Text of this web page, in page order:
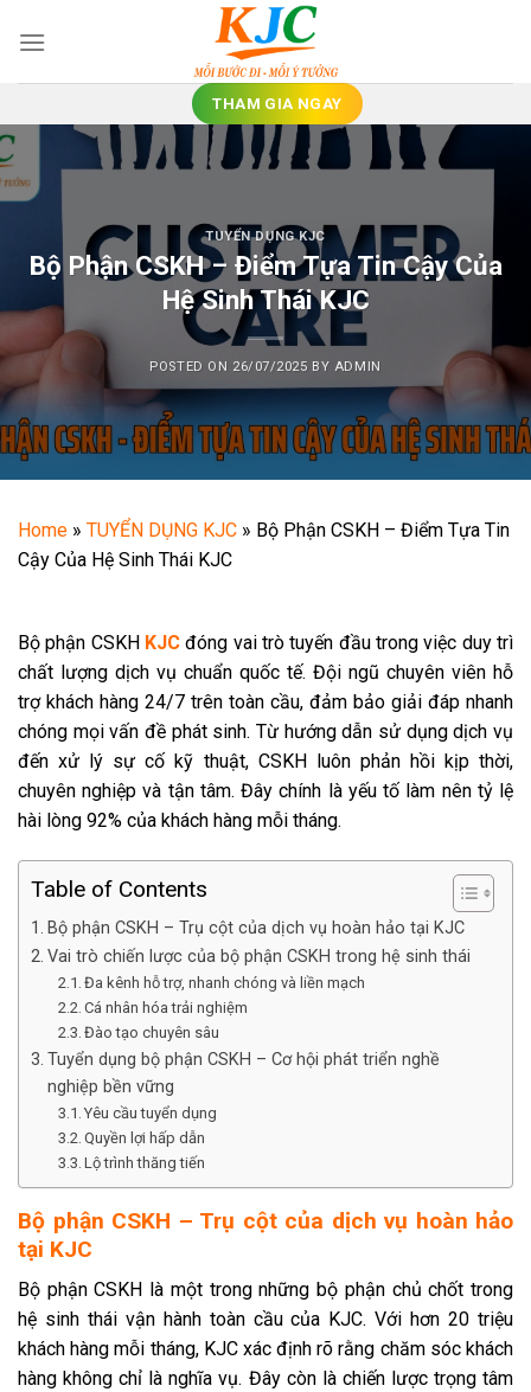
THAM GIA NGAY
TUYỂN DỤNG KJC
Bộ Phận CSKH – Điểm Tựa Tin Cậy Của
Hệ Sinh Thái KJC
POSTED ON 26/07/2025 BY ADMIN
Home » TUYỂN DỤNG KJC » Bộ Phận CSKH – Điểm Tựa Tin
Cậy Của Hệ Sinh Thái KJC
Bộ phận CSKH KJC đóng vai trò tuyến đầu trong việc duy trì
chất lượng dịch vụ chuẩn quốc tế. Đội ngũ chuyên viên hỗ
trợ khách hàng 24/7 trên toàn cầu, đảm bảo giải đáp nhanh
chóng mọi vấn đề phát sinh. Từ hướng dẫn sử dụng dịch vụ
đến xử lý sự cố kỹ thuật, CSKH luôn phản hồi kịp thời,
chuyên nghiệp và tận tâm. Đây chính là yếu tố làm nên tỷ lệ
hài lòng 92% của khách hàng mỗi tháng.
Table of Contents
Bộ phận CSKH – Trụ cột của dịch vụ hoàn hảo tại KJC
Vai trò chiến lược của bộ phận CSKH trong hệ sinh thái
Đa kênh hỗ trợ, nhanh chóng và liền mạch
Cá nhân hóa trải nghiệm
Đào tạo chuyên sâu
Tuyển dụng bộ phận CSKH – Cơ hội phát triển nghề
nghiệp bền vững
Yêu cầu tuyển dụng
Quyền lợi hấp dẫn
Lộ trình thăng tiến
Bộ phận CSKH – Trụ cột của dịch vụ hoàn hảo
tại KJC
Bộ phận CSKH là một trong những bộ phận chủ chốt trong
hệ sinh thái vận hành toàn cầu của KJC. Với hơn 20 triệu
khách hàng mỗi tháng, KJC xác định rõ rằng chăm sóc khách
hàng không chỉ là nghĩa vụ. Đây còn là chiến lược trọng tâm